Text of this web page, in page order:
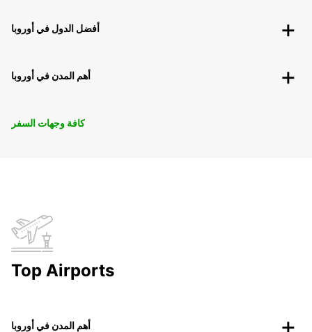
أفضل الدول في أوروبا
أهم المدن في أوروبا
كافة وجهات السفر
Top Airports
أهم المدن في أوروبا